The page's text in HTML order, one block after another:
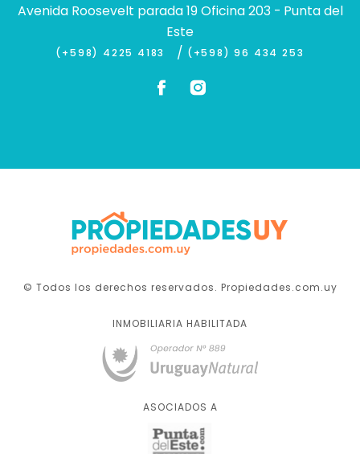
Avenida Roosevelt parada 19 Oficina 203 - Punta del
Este
(+598) 4225 4183 / (+598) 96 434 253
© Todos los derechos reservados. Propiedades.com.uy
INMOBILIARIA HABILITADA
ASOCIADOS A